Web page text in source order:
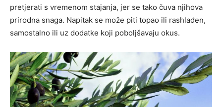
pretjerati s vremenom stajanja, jer se tako čuva njihova
prirodna snaga. Napitak se može piti topao ili rashlađen,
samostalno ili uz dodatke koji poboljšavaju okus.